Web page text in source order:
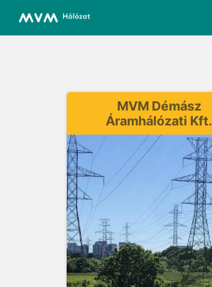
MVM Démász
Áramhálózati Kft.